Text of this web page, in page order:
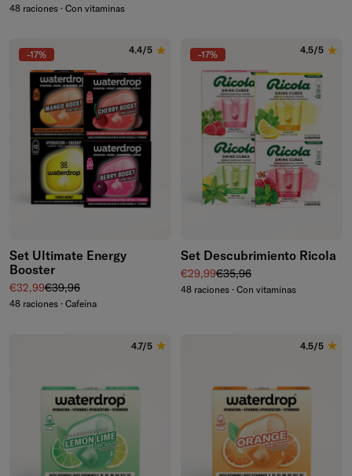
48 raciones · Con vitaminas
-17% 4.4/5
Set Ultimate Energy
Booster
Precio de venta
€32,99Precio normal
€39,96
48 raciones · Cafeína
-17% 4.5/5
Set Descubrimiento Ricola
Precio de venta
€29,99Precio normal
€35,96
48 raciones · Con vitaminas
4.7/5 4.5/5